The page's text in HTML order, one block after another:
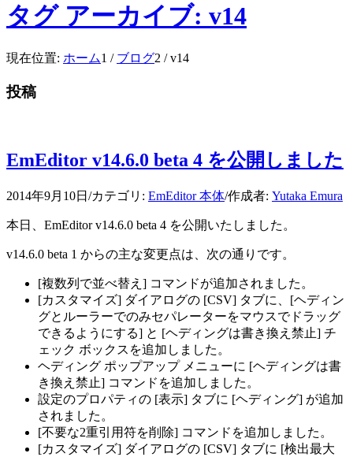
タグ アーカイブ: v14
現在位置: ホーム1 / ブログ2 / v14
投稿
EmEditor v14.6.0 beta 4 を公開しました
2014年9月10日 /カテゴリ: EmEditor 本体/作成者: Yutaka Emura
本日、EmEditor v14.6.0 beta 4 を公開いたしました。
v14.6.0 beta 1 からの主な変更点は、次の通りです。
[複数列で並べ替え] コマンドが追加されました。
[カスタマイズ] ダイアログの [CSV] タブに、[ヘディン
グとルーラーでのみセパレーターをマウスでドラッグ
できるようにする] と [ヘディングは書き換え禁止] チ
ェック ボックスを追加しました。
ヘディング ポップアップ メニューに [ヘディングは書
き換え禁止] コマンドを追加しました。
設定のプロパティの [表示] タブに [ヘディング] が追加
されました。
[不要な2重引用符を削除] コマンドを追加しました。
[カスタマイズ] ダイアログの [CSV] タブに [検出最大